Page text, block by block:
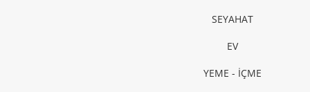
SEYAHAT
EV
YEME - İÇME